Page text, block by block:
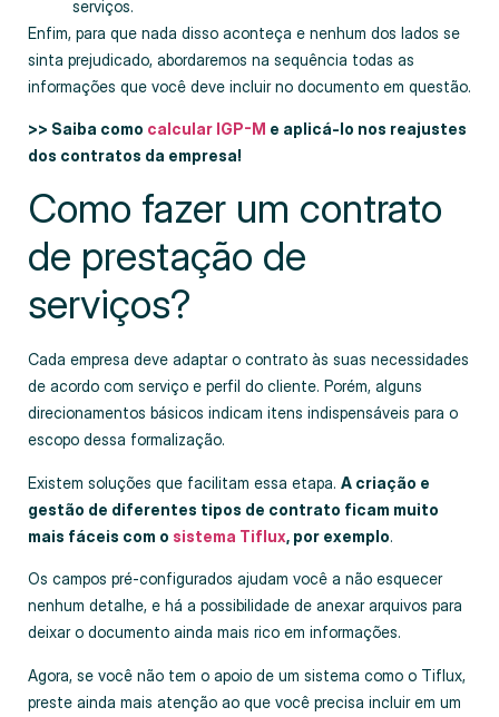
serviços.
Enfim, para que nada disso aconteça e nenhum dos lados se
sinta prejudicado, abordaremos na sequência todas as
informações que você deve incluir no documento em questão.
>> Saiba como calcular IGP-M e aplicá-lo nos reajustes
dos contratos da empresa!
Como fazer um contrato
de prestação de
serviços?
Cada empresa deve adaptar o contrato às suas necessidades
de acordo com serviço e perfil do cliente. Porém, alguns
direcionamentos básicos indicam itens indispensáveis para o
escopo dessa formalização.
Existem soluções que facilitam essa etapa. A criação e
gestão de diferentes tipos de contrato ficam muito
mais fáceis com o sistema Tiflux, por exemplo.
Os campos pré-configurados ajudam você a não esquecer
nenhum detalhe, e há a possibilidade de anexar arquivos para
deixar o documento ainda mais rico em informações.
Agora, se você não tem o apoio de um sistema como o Tiflux,
preste ainda mais atenção ao que você precisa incluir em um